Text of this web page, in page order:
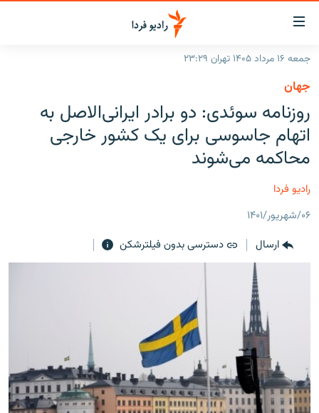
لینک‌های
قابلیت
دسترسی
بازگشت
منوی
اصلی
رفتن
صفحه
جستجو
جهان
رادیو
گزارش‌های ویدئویی
به ما بپیوندید
زبان‌های دیگر
جمعه ۱۶ مرداد ۱۴۰۵ تهران ۲۳:۲۹
جهان
روزنامه سوئدی: دو برادر ایرانی‌الاصل به
اتهام جاسوسی برای یک کشور خارجی
محاکمه می‌شوند
رادیو فردا
۰۶/شهریور/۱۴۰۱
ارسال
دسترسی بدون فیلترشکن